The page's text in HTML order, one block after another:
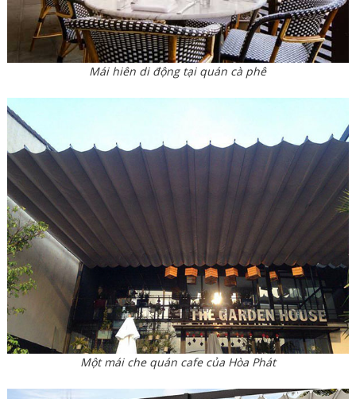
Mái hiên di động tại quán cà phê
Một mái che quán cafe của Hòa Phát